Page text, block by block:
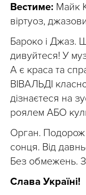
Вестиме: Майк
віртуоз,
Бароко і Джаз.
дивуйтеся! У
А є краса та
ВІВАЛЬДІ
дізнаєтеся на
роялем АБО
Орган. Подорож
сонця. Від
Без обмежень.
Слава Україні!